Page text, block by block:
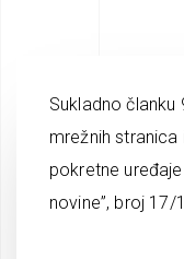
Sukladno
mrežnih
pokretne
novine”, broj 17/